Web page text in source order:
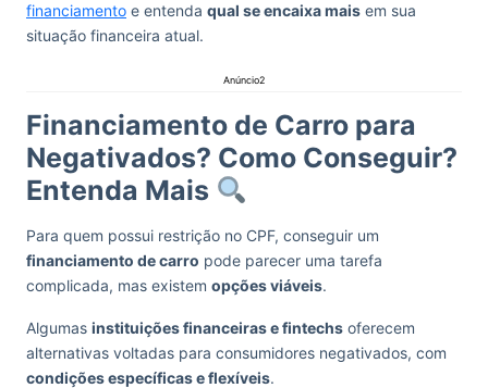
financiamento e entenda qual se encaixa mais em sua
situação financeira atual.
Anúncio2
Financiamento de Carro para
Negativados? Como Conseguir?
Entenda Mais
Para quem possui restrição no CPF, conseguir um
financiamento de carro pode parecer uma tarefa
complicada, mas existem opções viáveis.
Algumas instituições financeiras e fintechs oferecem
alternativas voltadas para consumidores negativados, com
condições específicas e flexíveis.